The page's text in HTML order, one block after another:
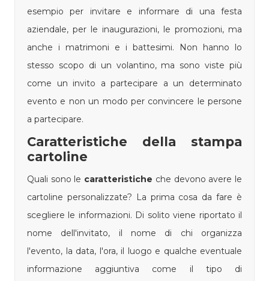
esempio per invitare e informare di una festa
aziendale, per le inaugurazioni, le promozioni, ma
anche i matrimoni e i battesimi. Non hanno lo
stesso scopo di un volantino, ma sono viste più
come un invito a partecipare a un determinato
evento e non un modo per convincere le persone
a partecipare.
Caratteristiche della stampa
cartoline
Quali sono le caratteristiche che devono avere le
cartoline personalizzate? La prima cosa da fare è
scegliere le informazioni. Di solito viene riportato il
nome dell'invitato, il nome di chi organizza
l'evento, la data, l'ora, il luogo e qualche eventuale
informazione aggiuntiva come il tipo di